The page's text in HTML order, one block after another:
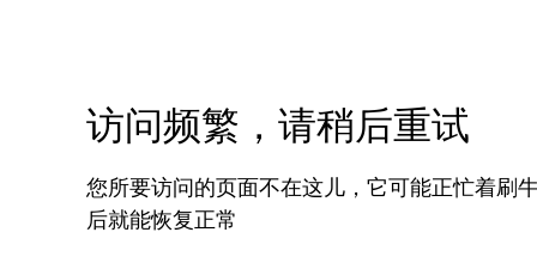
访问频繁，请稍后重试
您所要访问的页面不在这儿，它可能正忙着刷
后就能恢复正常